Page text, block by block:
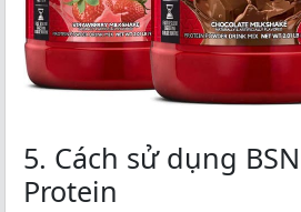
5. Cách sử dụng
Protein